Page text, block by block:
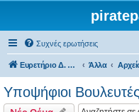
Συχνές ερωτήσεις
Ευρετήριο Δ. Συζήτησης Άλλα
Υποψήφιοι